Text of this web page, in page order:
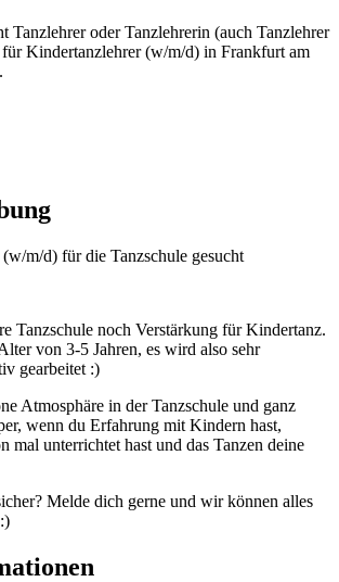
Tanzlehrer oder Tanzlehrerin (auch Tanzlehrer
für Kindertanzlehrer (w/m/d) in Frankfurt am
m/d) für die Tanzschule gesucht
Tanzschule noch Verstärkung für Kindertanz.
von 3-5 Jahren, es wird also sehr
gearbeitet :)
Atmosphäre in der Tanzschule und ganz
wenn du Erfahrung mit Kindern hast,
mal unterrichtet hast und das Tanzen deine
Melde dich gerne und wir können alles